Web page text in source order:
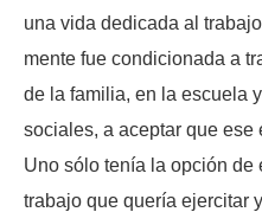
una vida dedicada al
mente fue condicionada a
de la familia, en la escuela
sociales, a aceptar que ese
Uno sólo tenía la opción de
trabajo que quería ejercitar